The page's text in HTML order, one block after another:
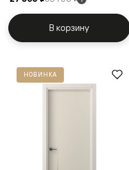
В корзину
НОВИНКА